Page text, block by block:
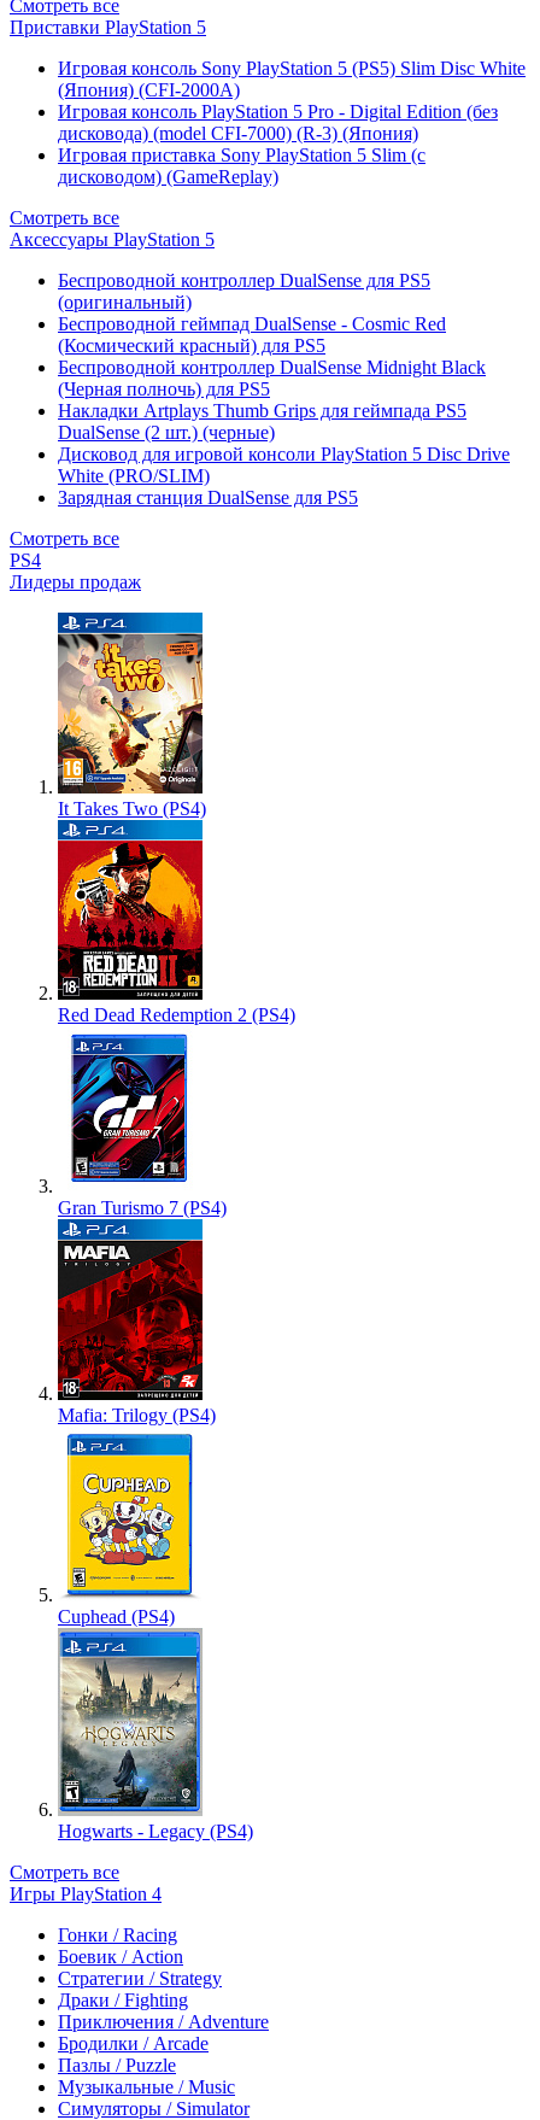
Смотреть все
Приставки PlayStation 5
Игровая консоль Sony PlayStation 5 (PS5) Slim Disc White
(Япония) (CFI-2000A)
Игровая консоль PlayStation 5 Pro - Digital Edition (без
дисковода) (model CFI-7000) (R-3) (Япония)
Игровая приставка Sony PlayStation 5 Slim (с
дисководом) (GameReplay)
Смотреть все
Аксессуары PlayStation 5
Беспроводной контроллер DualSense для PS5
(оригинальный)
Беспроводной геймпад DualSense - Cosmic Red
(Космический красный) для PS5
Беспроводной контроллер DualSense Midnight Black
(Черная полночь) для PS5
Накладки Artplays Thumb Grips для геймпада PS5
DualSense (2 шт.) (черные)
Дисковод для игровой консоли PlayStation 5 Disc Drive
White (PRO/SLIM)
Зарядная станция DualSense для PS5
Смотреть все
PS4
Лидеры продаж
It Takes Two (PS4)
Red Dead Redemption 2 (PS4)
Gran Turismo 7 (PS4)
Mafia: Trilogy (PS4)
Cuphead (PS4)
Hogwarts - Legacy (PS4)
Смотреть все
Игры PlayStation 4
Гонки / Racing
Боевик / Action
Стратегии / Strategy
Драки / Fighting
Приключения / Adventure
Бродилки / Arcade
Пазлы / Puzzle
Музыкальные / Music
Симуляторы / Simulator